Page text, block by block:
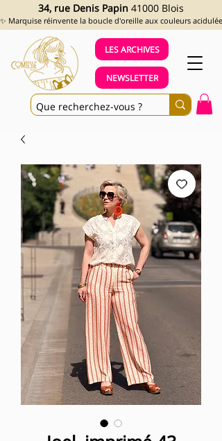
LES ARCHIVES
NEWSLETTER
34, rue Denis Papin 41000 Blois
✨ Marquise réinvente la boucle d'oreille aux couleurs